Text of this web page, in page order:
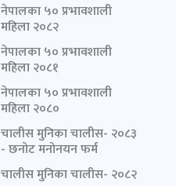
नेपालका ५० प्रभावशाली
महिला २०८२
नेपालका ५० प्रभावशाली
महिला २०८१
नेपालका ५० प्रभावशाली
महिला २०८०
चालीस मुनिका चालीस- २०८३
- छनोट मनोनयन फर्म
चालीस मुनिका चालीस- २०८२